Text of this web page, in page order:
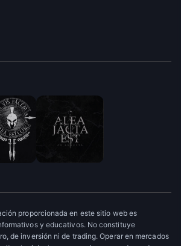
proporcionada en este sitio web es
y educativos. No constituye
de inversión ni de trading. Operar en mercados